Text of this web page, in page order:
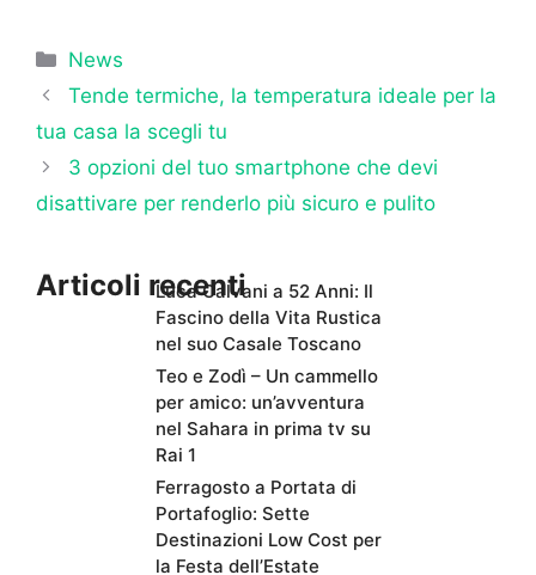
Categorie
News
Tende termiche, la temperatura ideale per la
tua casa la scegli tu
3 opzioni del tuo smartphone che devi
disattivare per renderlo più sicuro e pulito
Articoli recentiLuca Calvani a 52 Anni: Il
Fascino della Vita Rustica
nel suo Casale Toscano
Teo e Zodì – Un cammello
per amico: un’avventura
nel Sahara in prima tv su
Rai 1
Ferragosto a Portata di
Portafoglio: Sette
Destinazioni Low Cost per
la Festa dell’Estate